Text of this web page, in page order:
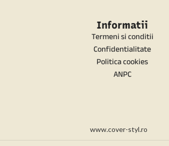
Informatii
Termeni si conditii
Confidentialitate
Politica cookies
ANPC
www.cover-styl.ro